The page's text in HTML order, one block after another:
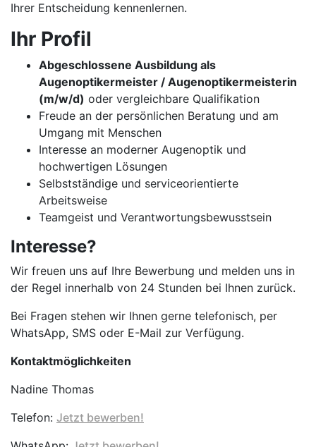
Ihrer Entscheidung kennenlernen.
Ihr Profil
Abgeschlossene Ausbildung als
Augenoptikermeister / Augenoptikermeisterin
(m/w/d) oder vergleichbare Qualifikation
Freude an der persönlichen Beratung und am
Umgang mit Menschen
Interesse an moderner Augenoptik und
hochwertigen Lösungen
Selbstständige und serviceorientierte
Arbeitsweise
Teamgeist und Verantwortungsbewusstsein
Interesse?
Wir freuen uns auf Ihre Bewerbung und melden uns in
der Regel innerhalb von 24 Stunden bei Ihnen zurück.
Bei Fragen stehen wir Ihnen gerne telefonisch, per
WhatsApp, SMS oder E-Mail zur Verfügung.
Kontaktmöglichkeiten
Nadine Thomas
Telefon: Jetzt bewerben!